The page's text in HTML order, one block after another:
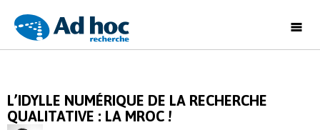
Ad
L’IDYLLE NUMÉRIQUE DE LA RECHERCHE
QUALITATIVE : LA MROC !